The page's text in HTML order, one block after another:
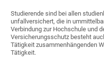
Studierende sind bei allen
unfallversichert, die in
Verbindung zur Hochschule und
Versicherungsschutz besteht
Tätigkeit zusammenhängenden
Tätigkeit.